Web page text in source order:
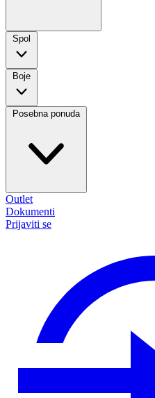
Spol
Boje
Posebna ponuda
Outlet
Dokumenti
Prijaviti se